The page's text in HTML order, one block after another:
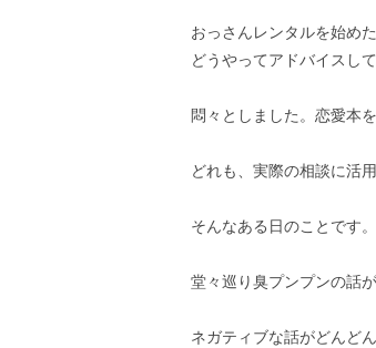
おっさんレンタルを始め
どうやってアドバイスして
悶々としました。恋愛本
どれも、実際の相談に活
そんなある日のことです。
堂々巡り臭プンプンの話
ネガティブな話がどんど